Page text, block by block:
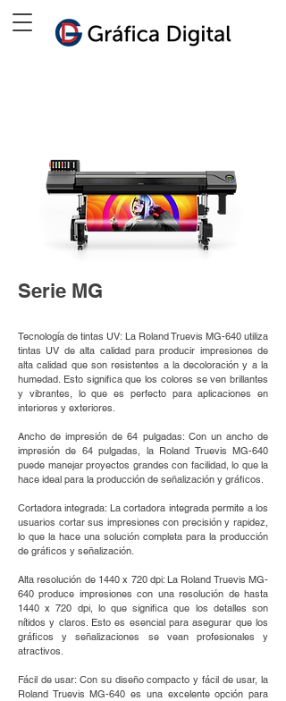
Serie MG
Tecnología de tintas UV: La Roland Truevis MG-640 utiliza
tintas UV de alta calidad para producir impresiones de
alta calidad que son resistentes a la decoloración y a la
humedad. Esto significa que los colores se ven brillantes
y vibrantes, lo que es perfecto para aplicaciones en
interiores y exteriores.
Ancho de impresión de 64 pulgadas: Con un ancho de
impresión de 64 pulgadas, la Roland Truevis MG-640
puede manejar proyectos grandes con facilidad, lo que la
hace ideal para la producción de señalización y gráficos.
Cortadora integrada: La cortadora integrada permite a los
usuarios cortar sus impresiones con precisión y rapidez,
lo que la hace una solución completa para la producción
de gráficos y señalización.
Alta resolución de 1440 x 720 dpi: La Roland Truevis MG-
640 produce impresiones con una resolución de hasta
1440 x 720 dpi, lo que significa que los detalles son
nítidos y claros. Esto es esencial para asegurar que los
gráficos y señalizaciones se vean profesionales y
atractivos.
Fácil de usar: Con su diseño compacto y fácil de usar, la
Roland Truevis MG-640 es una excelente opción para